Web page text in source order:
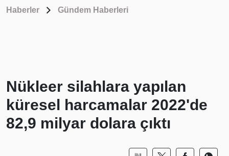
Haberler Gündem Haberleri
Nükleer silahlara yapılan
küresel harcamalar 2022'de
82,9 milyar dolara çıktı